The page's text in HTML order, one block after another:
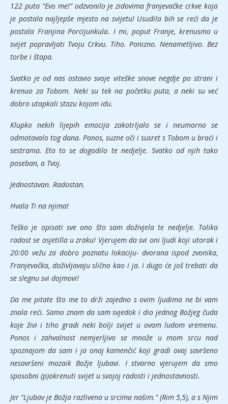
122 puta “Evo me!” odzvonilo je zidovima franjevačke crkve koja
je postala najljepše mjesto na svijetu! Usudila bih se reći da je
postala Franjina Porcijunkula. I mi, poput Franje, krenusmo u
svijet popravljati Tvoju Crkvu. Tiho. Ponizno. Nenametljivo. Bez
torbe i štapa.
Svatko je od nas ostavio svoje viteške snove negdje po strani i
krenuo za Tobom. Neki su tek na početku puta, a neki su već
dobro utapkali stazu kojom idu.
Klupko nekih lijepih emocija zakotrljalo se i neumorno se
odmotavalo tog dana. Ponos, suzne oči i susret s Tobom u braći i
sestrama. Eto to se dogodilo te nedjelje. Svatko od njih tako
poseban, a Tvoj.
Jednostavan. Radostan.
Hvala Ti na njima!
Teško je opisati sve ono što sam doživjela te nedjelje. Tolika
radost se osjetilla u zraku! Vjerujem da svi oni ljudi koji utorak i
20:00 vežu za dobro poznatu lokaciju- dvorana ispod zvonika,
Franjevačka, doživljavaju slično kao i ja. I dugo će još trebati da
se slegnu svi dojmovi!
Da me pitate što me to drži zajedno s ovim ljudima ne bi vam
znala reći. Samo znam da sam svjedok i dio jednog Božjeg čuda
koje živi i tiho gradi neki bolji svijet u ovom ludom vremenu.
Ponos i zahvalnost nemjerljivo se množe u mom srcu nad
spoznajom da sam i ja onaj kamenčić koji gradi ovaj savršeno
nesavršeni mozaik Božje ljubavi. I stvarno vjerujem da smo
sposobni (p)okrenuti svijet u svojoj radosti i jednostavnosti.
Jer “Ljubav je Božja razlivena u srcima našim.”(Rim 5,5), a s Njim